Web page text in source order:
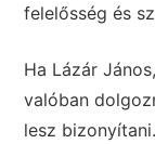
felelősség és
Ha Lázár
valóban
lesz